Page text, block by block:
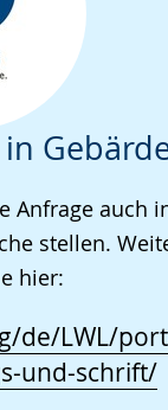
in
Anfrage auch
stellen.
hier:
de/LWL/
und-schrift/